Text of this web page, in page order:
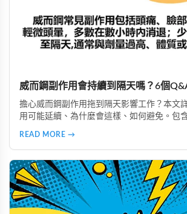
威而鋼副作用會持續到隔天嗎？6個
擔心威而鋼副作用拖到隔天影響工作？本文
用可能延續、為什麼會這樣、如何避免。包
READ MORE →